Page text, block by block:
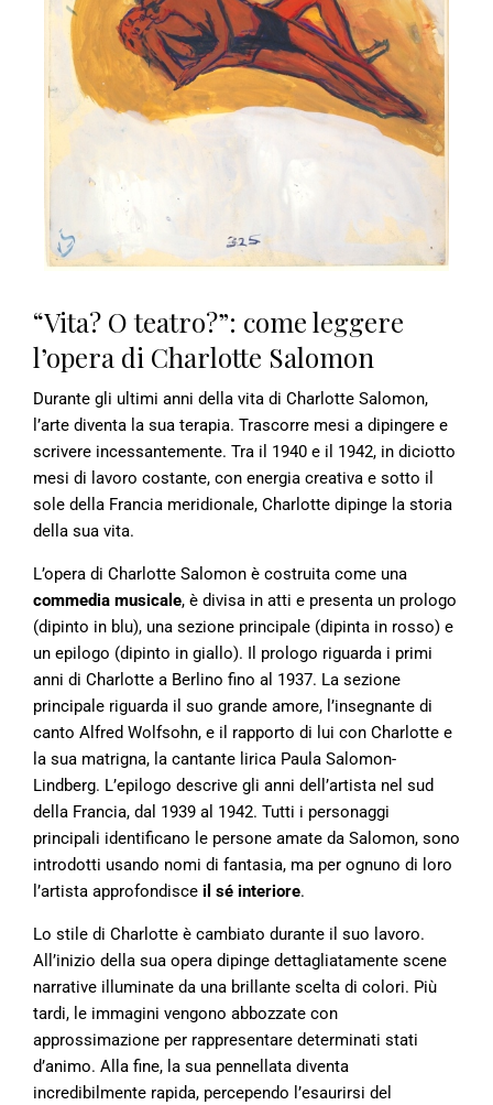
“Vita? O teatro?”: come leggere
l’opera di Charlotte Salomon
Durante gli ultimi anni della vita di Charlotte Salomon,
l’arte diventa la sua terapia. Trascorre mesi a dipingere e
scrivere incessantemente. Tra il 1940 e il 1942, in diciotto
mesi di lavoro costante, con energia creativa e sotto il
sole della Francia meridionale, Charlotte dipinge la storia
della sua vita.
L’opera di Charlotte Salomon è costruita come una
commedia musicale, è divisa in atti e presenta un prologo
(dipinto in blu), una sezione principale (dipinta in rosso) e
un epilogo (dipinto in giallo). Il prologo riguarda i primi
anni di Charlotte a Berlino fino al 1937. La sezione
principale riguarda il suo grande amore, l’insegnante di
canto Alfred Wolfsohn, e il rapporto di lui con Charlotte e
la sua matrigna, la cantante lirica Paula Salomon-
Lindberg. L’epilogo descrive gli anni dell’artista nel sud
della Francia, dal 1939 al 1942. Tutti i personaggi
principali identificano le persone amate da Salomon, sono
introdotti usando nomi di fantasia, ma per ognuno di loro
l’artista approfondisce il sé interiore.
Lo stile di Charlotte è cambiato durante il suo lavoro.
All’inizio della sua opera dipinge dettagliatamente scene
narrative illuminate da una brillante scelta di colori. Più
tardi, le immagini vengono abbozzate con
approssimazione per rappresentare determinati stati
d’animo. Alla fine, la sua pennellata diventa
incredibilmente rapida, percependo l’esaurirsi del